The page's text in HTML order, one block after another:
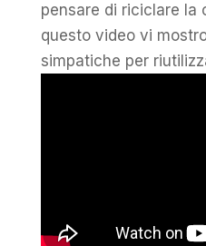
pensare di riciclare la
questo video vi
simpatiche per